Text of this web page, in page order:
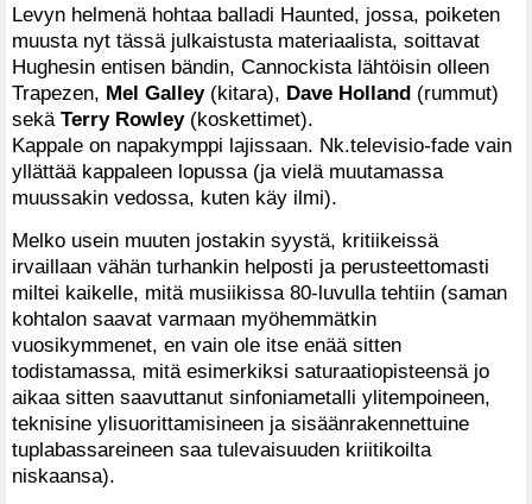
Levyn helmenä hohtaa balladi Haunted, jossa, poiketen
muusta nyt tässä julkaistusta materiaalista, soittavat
Hughesin entisen bändin, Cannockista lähtöisin olleen
Trapezen, Mel Galley(kitara), Dave Holland (rummut)
sekä Terry Rowley(koskettimet).
Kappale on napakymppi lajissaan. Nk.televisio-fade vain
yllättää kappaleen lopussa (ja vielä muutamassa
muussakin vedossa, kuten käy ilmi).
Melko usein muuten jostakin syystä, kritiikeissä
irvaillaan vähän turhankin helposti ja perusteettomasti
miltei kaikelle, mitä musiikissa 80-luvulla tehtiin (saman
kohtalon saavat varmaan myöhemmätkin
vuosikymmenet, en vain ole itse enää sitten
todistamassa, mitä esimerkiksi saturaatiopisteensä jo
aikaa sitten saavuttanut sinfoniametalli ylitempoineen,
teknisine ylisuorittamisineen ja sisäänrakennettuine
tuplabassareineen saa tulevaisuuden kriitikoilta
niskaansa).